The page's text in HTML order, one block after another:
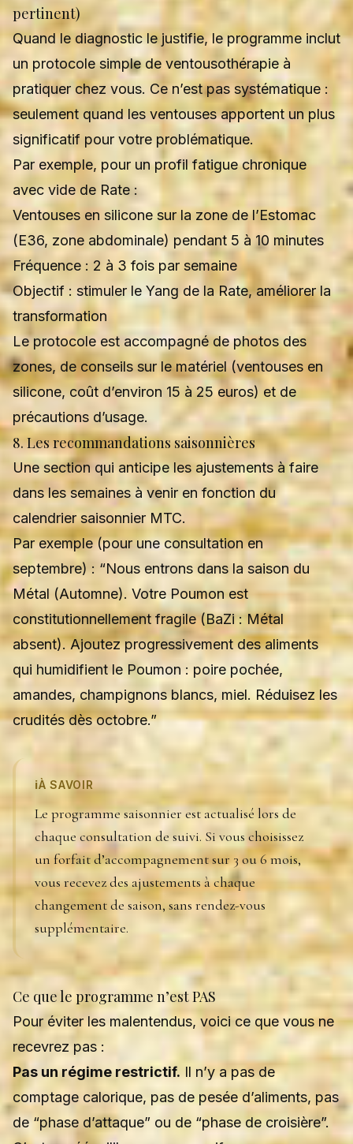
pertinent)
Quand le diagnostic le justifie, le programme inclut
un protocole simple de ventousothérapie à
pratiquer chez vous. Ce n’est pas systématique :
seulement quand les ventouses apportent un plus
significatif pour votre problématique.
Par exemple, pour un profil fatigue chronique
avec vide de Rate :
Ventouses en silicone sur la zone de l’Estomac
(E36, zone abdominale) pendant 5 à 10 minutes
Fréquence : 2 à 3 fois par semaine
Objectif : stimuler le Yang de la Rate, améliorer la
transformation
Le protocole est accompagné de photos des
zones, de conseils sur le matériel (ventouses en
silicone, coût d’environ 15 à 25 euros) et de
précautions d’usage.
8. Les recommandations saisonnières
Une section qui anticipe les ajustements à faire
dans les semaines à venir en fonction du
calendrier saisonnier MTC.
Par exemple (pour une consultation en
septembre) : “Nous entrons dans la saison du
Métal (Automne). Votre Poumon est
constitutionnellement fragile (BaZi : Métal
absent). Ajoutez progressivement des aliments
qui humidifient le Poumon : poire pochée,
amandes, champignons blancs, miel. Réduisez les
crudités dès octobre.”
ℹ️À SAVOIR
Le programme saisonnier est actualisé lors de
chaque consultation de suivi. Si vous choisissez
un forfait d’accompagnement sur 3 ou 6 mois,
vous recevez des ajustements à chaque
changement de saison, sans rendez-vous
supplémentaire.
Ce que le programme n’est PAS
Pour éviter les malentendus, voici ce que vous ne
recevrez pas :
Pas un régime restrictif. Il n’y a pas de
comptage calorique, pas de pesée d’aliments, pas
de “phase d’attaque” ou de “phase de croisière”.